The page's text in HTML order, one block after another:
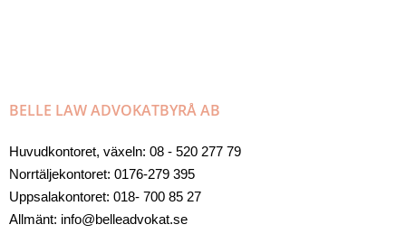
BELLE LAW ADVOKATBYRÅ AB
Huvudkontoret, växeln: 08 - 520 277 79
Norrtäljekontoret: 0176-279 395
Uppsalakontoret: 018- 700 85 27
Allmänt: info@belleadvokat.se